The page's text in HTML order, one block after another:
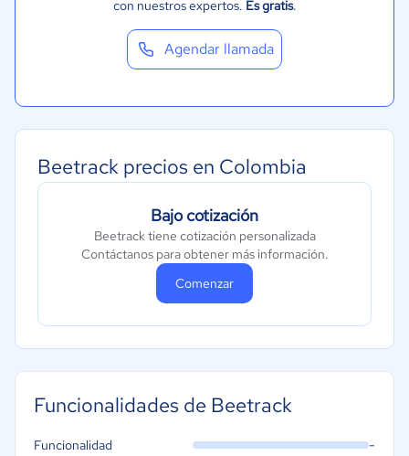
con nuestros expertos. Es gratis.
Agendar llamada
Beetrack precios en Colombia
Bajo cotización
Beetrack tiene cotización personalizada
Contáctanos para obtener más información.
Comenzar
Funcionalidades de Beetrack
Funcionalidad -